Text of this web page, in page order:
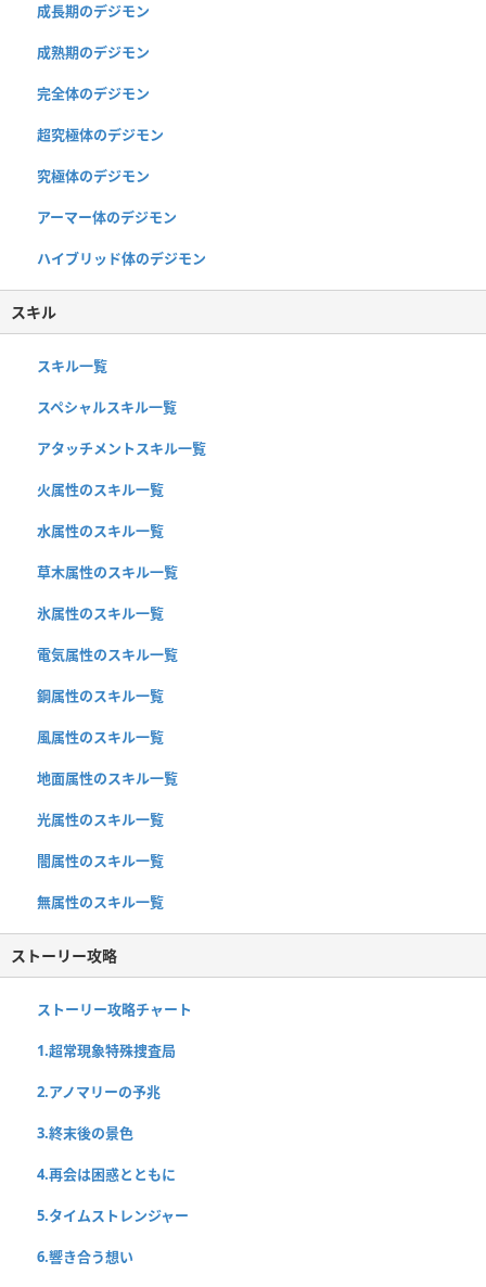
成長期のデジモン
成熟期のデジモン
完全体のデジモン
超究極体のデジモン
究極体のデジモン
アーマー体のデジモン
ハイブリッド体のデジモン
スキル
スキル一覧
スペシャルスキル一覧
アタッチメントスキル一覧
火属性のスキル一覧
水属性のスキル一覧
草木属性のスキル一覧
氷属性のスキル一覧
電気属性のスキル一覧
鋼属性のスキル一覧
風属性のスキル一覧
地面属性のスキル一覧
光属性のスキル一覧
闇属性のスキル一覧
無属性のスキル一覧
ストーリー攻略
ストーリー攻略チャート
1.超常現象特殊捜査局
2.アノマリーの予兆
3.終末後の景色
4.再会は困惑とともに
5.タイムストレンジャー
6.響き合う想い